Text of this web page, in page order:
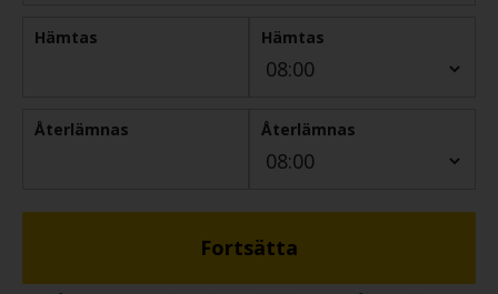
Erbjudanden
Hämtas Hämtas
Återlämnas Återlämnas
Fortsätta